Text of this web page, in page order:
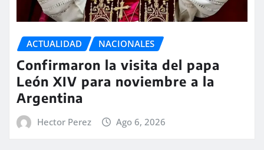
ACTUALIDAD NACIONALES
Confirmaron la visita del papa
León XIV para noviembre a la
Argentina
Hector Perez Ago 6, 2026